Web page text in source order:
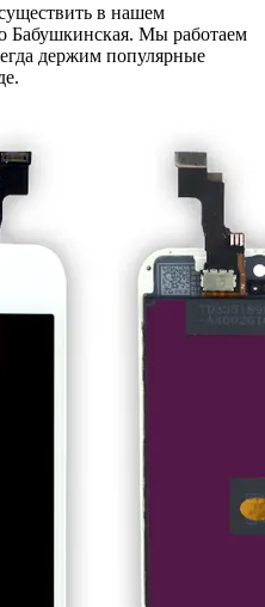
в нашем
Бабушкинская. Мы работаем
держим популярные